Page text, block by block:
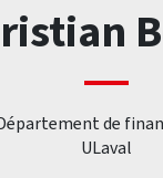
de
ULaval